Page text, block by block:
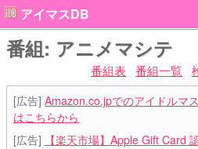
アイマスDB
番組: アニメマシテ
番組表 番組一覧
[広告] Amazon.co.jpでのアイドルマ
はこちらから
[広告]
【楽天市場】Apple Gift Card